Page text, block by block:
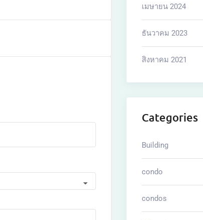
เมษายน 2024
ธันวาคม 2023
สิงหาคม 2021
Categories
Building
condo
condos